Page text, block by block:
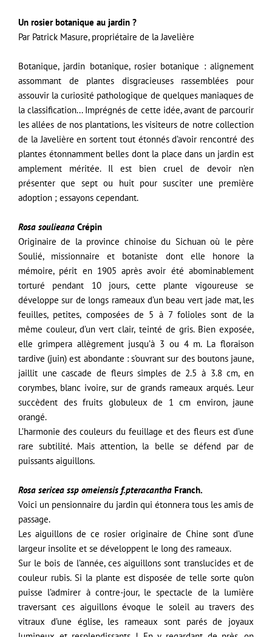
Un rosier botanique au jardin ?
Par Patrick Masure, propriétaire de la Javelière
Botanique, jardin botanique, rosier botanique : alignement
assommant de plantes disgracieuses rassemblées pour
assouvir la curiosité pathologique de quelques maniaques de
la classification... Imprégnés de cette idée, avant de parcourir
les allées de nos plantations, les visiteurs de notre collection
de la Javelière en sortent tout étonnés d’avoir rencontré des
plantes étonnamment belles dont la place dans un jardin est
amplement méritée. Il est bien cruel de devoir n’en
présenter que sept ou huit pour susciter une première
adoption ; essayons cependant.
Rosa soulieana Crépin
Originaire de la province chinoise du Sichuan où le père
Soulié, missionnaire et botaniste dont elle honore la
mémoire, périt en 1905 après avoir été abominablement
torturé pendant 10 jours, cette plante vigoureuse se
développe sur de longs rameaux d’un beau vert jade mat, les
feuilles, petites, composées de 5 à 7 folioles sont de la
même couleur, d’un vert clair, teinté de gris. Bien exposée,
elle grimpera allègrement jusqu’à 3 ou 4 m. La floraison
tardive (juin) est abondante : s’ouvrant sur des boutons jaune,
jaillit une cascade de fleurs simples de 2.5 à 3.8 cm, en
corymbes, blanc ivoire, sur de grands rameaux arqués. Leur
succèdent des fruits globuleux de 1 cm environ, jaune
orangé.
L’harmonie des couleurs du feuillage et des fleurs est d’une
rare subtilité. Mais attention, la belle se défend par de
puissants aiguillons.
Rosa sericea ssp omeiensis f.pteracantha Franch.
Voici un pensionnaire du jardin qui étonnera tous les amis de
passage.
Les aiguillons de ce rosier originaire de Chine sont d’une
largeur insolite et se développent le long des rameaux.
Sur le bois de l’année, ces aiguillons sont translucides et de
couleur rubis. Si la plante est disposée de telle sorte qu’on
puisse l’admirer à contre-jour, le spectacle de la lumière
traversant ces aiguillons évoque le soleil au travers des
vitraux d’une église, les rameaux sont parés de joyaux